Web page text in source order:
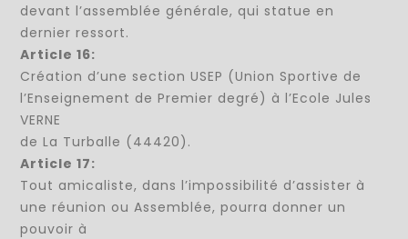
devant l’assemblée générale, qui statue en
dernier ressort.
Article 16:
Création d’une section USEP (Union Sportive de
l’Enseignement de Premier degré) à l’Ecole Jules
VERNE
de La Turballe (44420).
Article 17:
Tout amicaliste, dans l’impossibilité d’assister à
une réunion ou Assemblée, pourra donner un
pouvoir à